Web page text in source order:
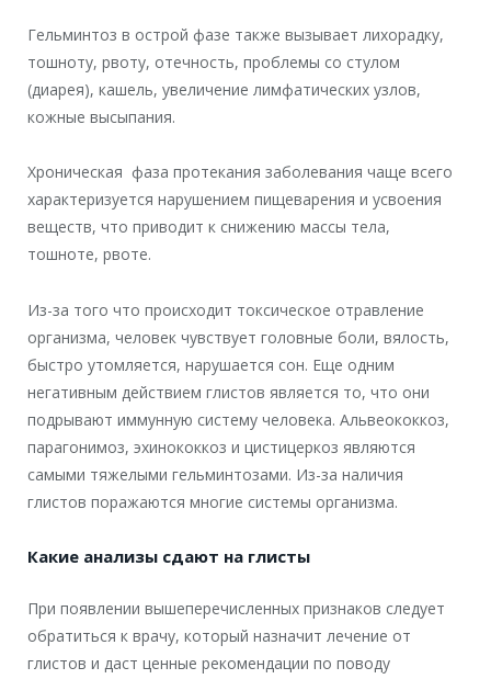
Гельминтоз в острой фазе также вызывает лихорадку,
тошноту, рвоту, отечность, проблемы со стулом
(диарея), кашель, увеличение лимфатических узлов,
кожные высыпания.
Хроническая фаза протекания заболевания чаще всего
характеризуется нарушением пищеварения и усвоения
веществ, что приводит к снижению массы тела,
тошноте, рвоте.
Из-за того что происходит токсическое отравление
организма, человек чувствует головные боли, вялость,
быстро утомляется, нарушается сон. Еще одним
негативным действием глистов является то, что они
подрывают иммунную систему человека. Альвеококкоз,
парагонимоз, эхинококкоз и цистицеркоз являются
самыми тяжелыми гельминтозами. Из-за наличия
глистов поражаются многие системы организма.
Какие анализы сдают на глисты
При появлении вышеперечисленных признаков следует
обратиться к врачу, который назначит лечение от
глистов и даст ценные рекомендации по поводу